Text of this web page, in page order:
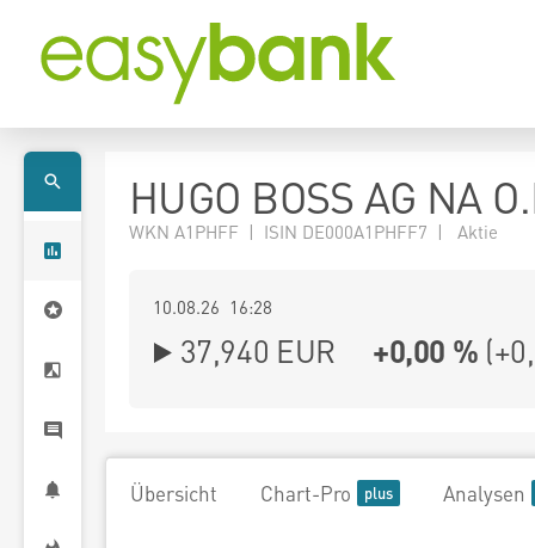
HUGO BOSS AG NA
WKN A1PHFF | ISIN DE000A1PHFF7 | Aktie
10.08.26 16:28
37,940 EUR +0,00 % (
Übersicht Chart-Pro Analysen